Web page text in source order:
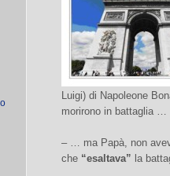
Luigi) di Napoleone
morirono in battaglia …
– … ma Papà, non
che “esaltava” la